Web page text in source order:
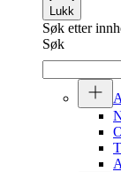
Lukk
Søk etter
Søk